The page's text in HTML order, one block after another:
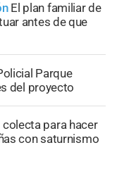
El plan familiar de
antes de que
Parque
del proyecto
para hacer
con saturnismo